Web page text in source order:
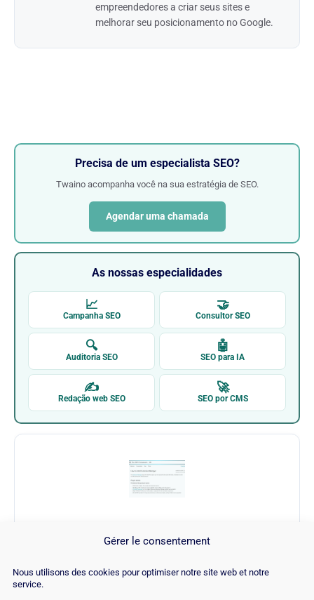
Gérer le consentement
Nous utilisons des cookies pour optimiser notre site web et notre
service.
empreendedores a criar seus sites e
melhorar seu posicionamento no Google.
Precisa de um especialista SEO?
Twaino acompanha você na sua estratégia de SEO.
Agendar uma chamada
As nossas especialidades
📈
Campanha SEO
🤝
Consultor SEO
🔍
Auditoria SEO
🤖
SEO para IA
✍
Redação web SEO
🚀
SEO por CMS
Visitar The SEO Framework - Wordpress